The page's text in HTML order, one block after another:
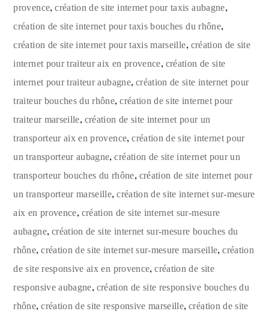
provence,création de site internet pour taxis aubagne,
création de site internet pour taxis bouches du rhône,
création de site internet pour taxis marseille, création de site
internet pour traiteur aix en provence, création de site
internet pour traiteur aubagne, création de site internet pour
traiteur bouches du rhône,création de site internet pour
traiteur marseille, création de site internet pour un
transporteur aix en provence,création de site internet pour
un transporteur aubagne,création de site internet pour un
transporteur bouches du rhône, création de site internet pour
un transporteur marseille,création de site internet sur-mesure
aix en provence, création de site internet sur-mesure
aubagne, création de site internet sur-mesure bouches du
rhône,création de site internet sur-mesure marseille,création
de site responsive aix en provence,création de site
responsive aubagne, création de site responsive bouches du
rhône,création de site responsive marseille,création de site